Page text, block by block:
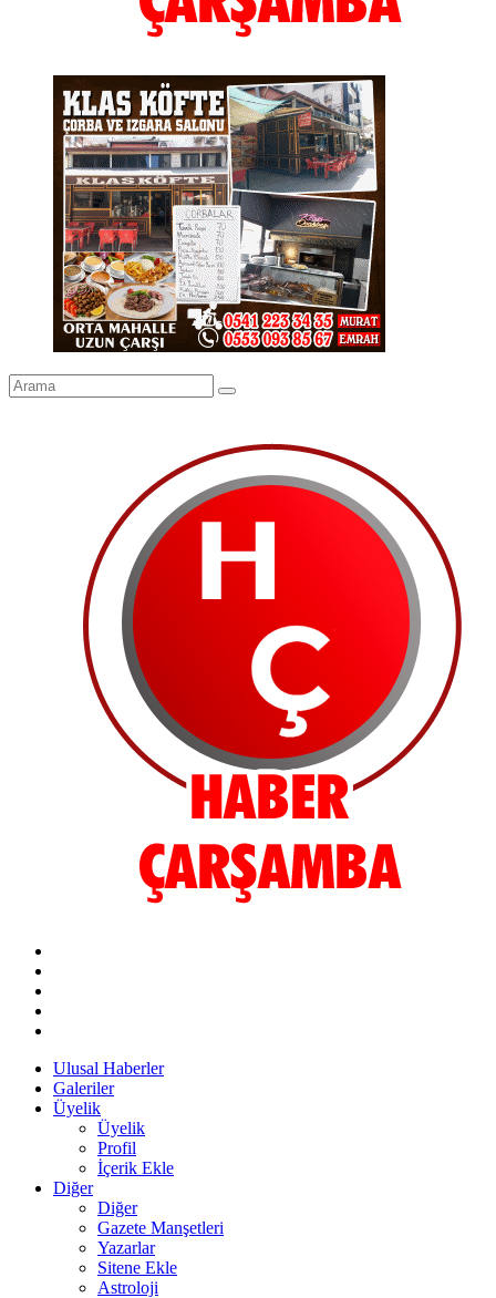
Ulusal Haberler
Galeriler
Üyelik
Üyelik
Profil
İçerik Ekle
Diğer
Diğer
Gazete Manşetleri
Yazarlar
Sitene Ekle
Astroloji